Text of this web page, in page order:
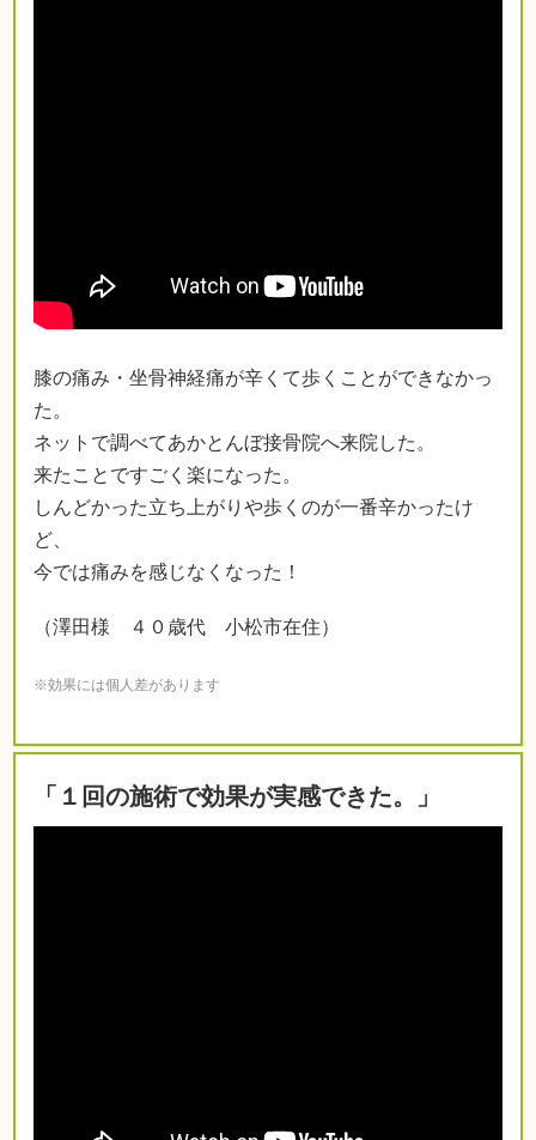
膝の痛み・坐骨神経痛が辛くて歩くことができなかっ
た。
ネットで調べてあかとんぼ接骨院へ来院した。
来たことですごく楽になった。
しんどかった立ち上がりや歩くのが一番辛かったけ
ど、
今では痛みを感じなくなった！
（澤田様 ４０歳代 小松市在住）
※効果には個人差があります
「１回の施術で効果が実感できた。」